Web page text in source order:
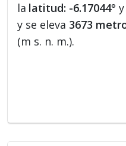
la latitud: -6.17044°
y se eleva 3673
(m s. n. m.).